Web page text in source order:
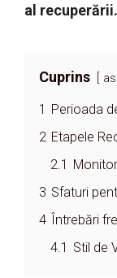
al recuperării.
Cuprins
1
Perioada
2 Etapele
2.1
3 Sfaturi
4
Întrebări
4.1 Stil de